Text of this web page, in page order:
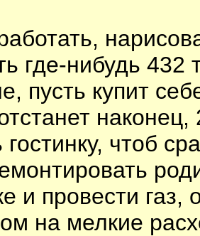
где-нибудь
пусть купит
гостинку, чтоб
и провести газ,
на мелкие